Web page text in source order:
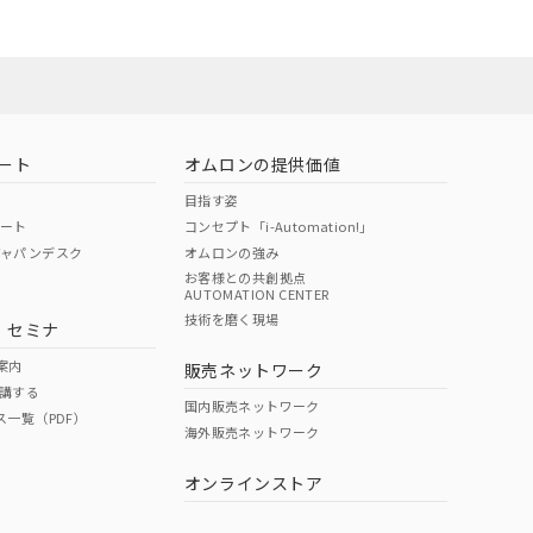
O O
ページへ
ください
ト
ト
パンデスク
セミナ
内
する
覧（PDF）
オムロンの提供価値
目指す姿
コンセプト「i-Automation!」
オムロンの強み
お客様との共創拠点
AUTOMATION CENTER
技術を磨く現場
販売ネットワーク
国内販売ネットワーク
海外販売ネットワーク
オンラインストア